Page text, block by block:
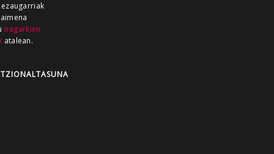
GUKA
GUKA
ZUMAIA GUKA
Iragarkien
atalean.